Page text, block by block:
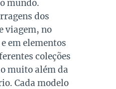
mundo.
dos
viagem, no
em elementos
coleções
muito além da
Cada modelo